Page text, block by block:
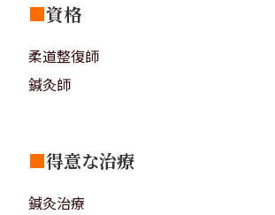
■資格
柔道整復師
鍼灸師
■得意な治療
鍼灸治療